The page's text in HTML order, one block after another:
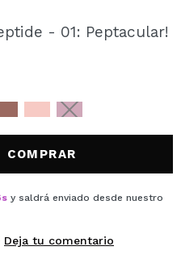
podrás realizar
el estado de tus
anteriores.
- 01: Peptacular!
COMPRAR
s y saldrá enviado desde nuestro
Deja tu comentario